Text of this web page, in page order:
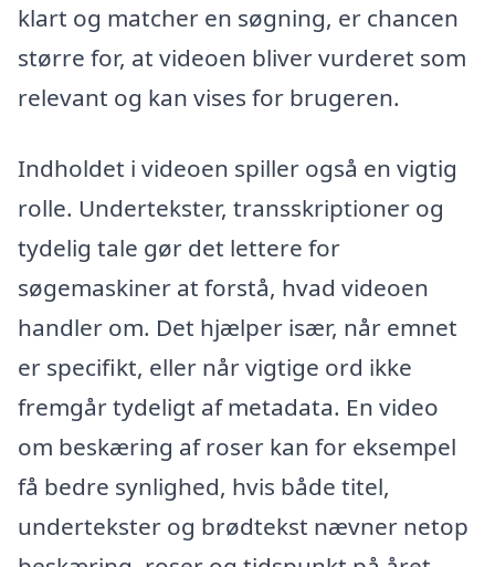
klart og matcher en søgning, er chancen
større for, at videoen bliver vurderet som
relevant og kan vises for brugeren.
Indholdet i videoen spiller også en vigtig
rolle. Undertekster, transskriptioner og
tydelig tale gør det lettere for
søgemaskiner at forstå, hvad videoen
handler om. Det hjælper især, når emnet
er specifikt, eller når vigtige ord ikke
fremgår tydeligt af metadata. En video
om beskæring af roser kan for eksempel
få bedre synlighed, hvis både titel,
undertekster og brødtekst nævner netop